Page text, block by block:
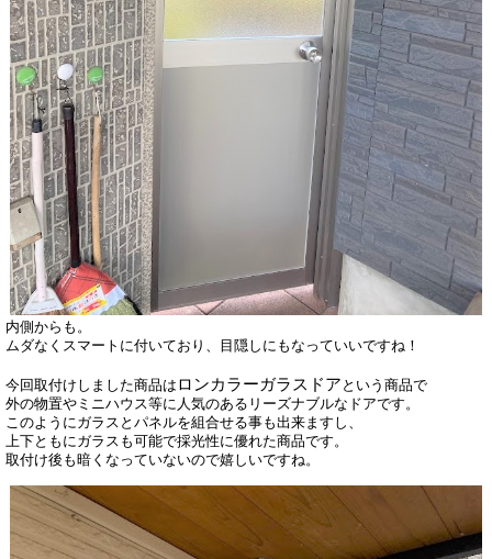
内側からも。
ムダなくスマートに付いており、目隠しにもなっていいですね！
今回取付けしました商品は ロンカラーガラスドア という商品で
外の物置やミニハウス等に人気のあるリーズナブルなドアです。
このようにガラスとパネルを組合せる事も出来ますし、
上下ともにガラスも可能で採光性に優れた商品です。
取付け後も暗くなっていないので嬉しいですね。